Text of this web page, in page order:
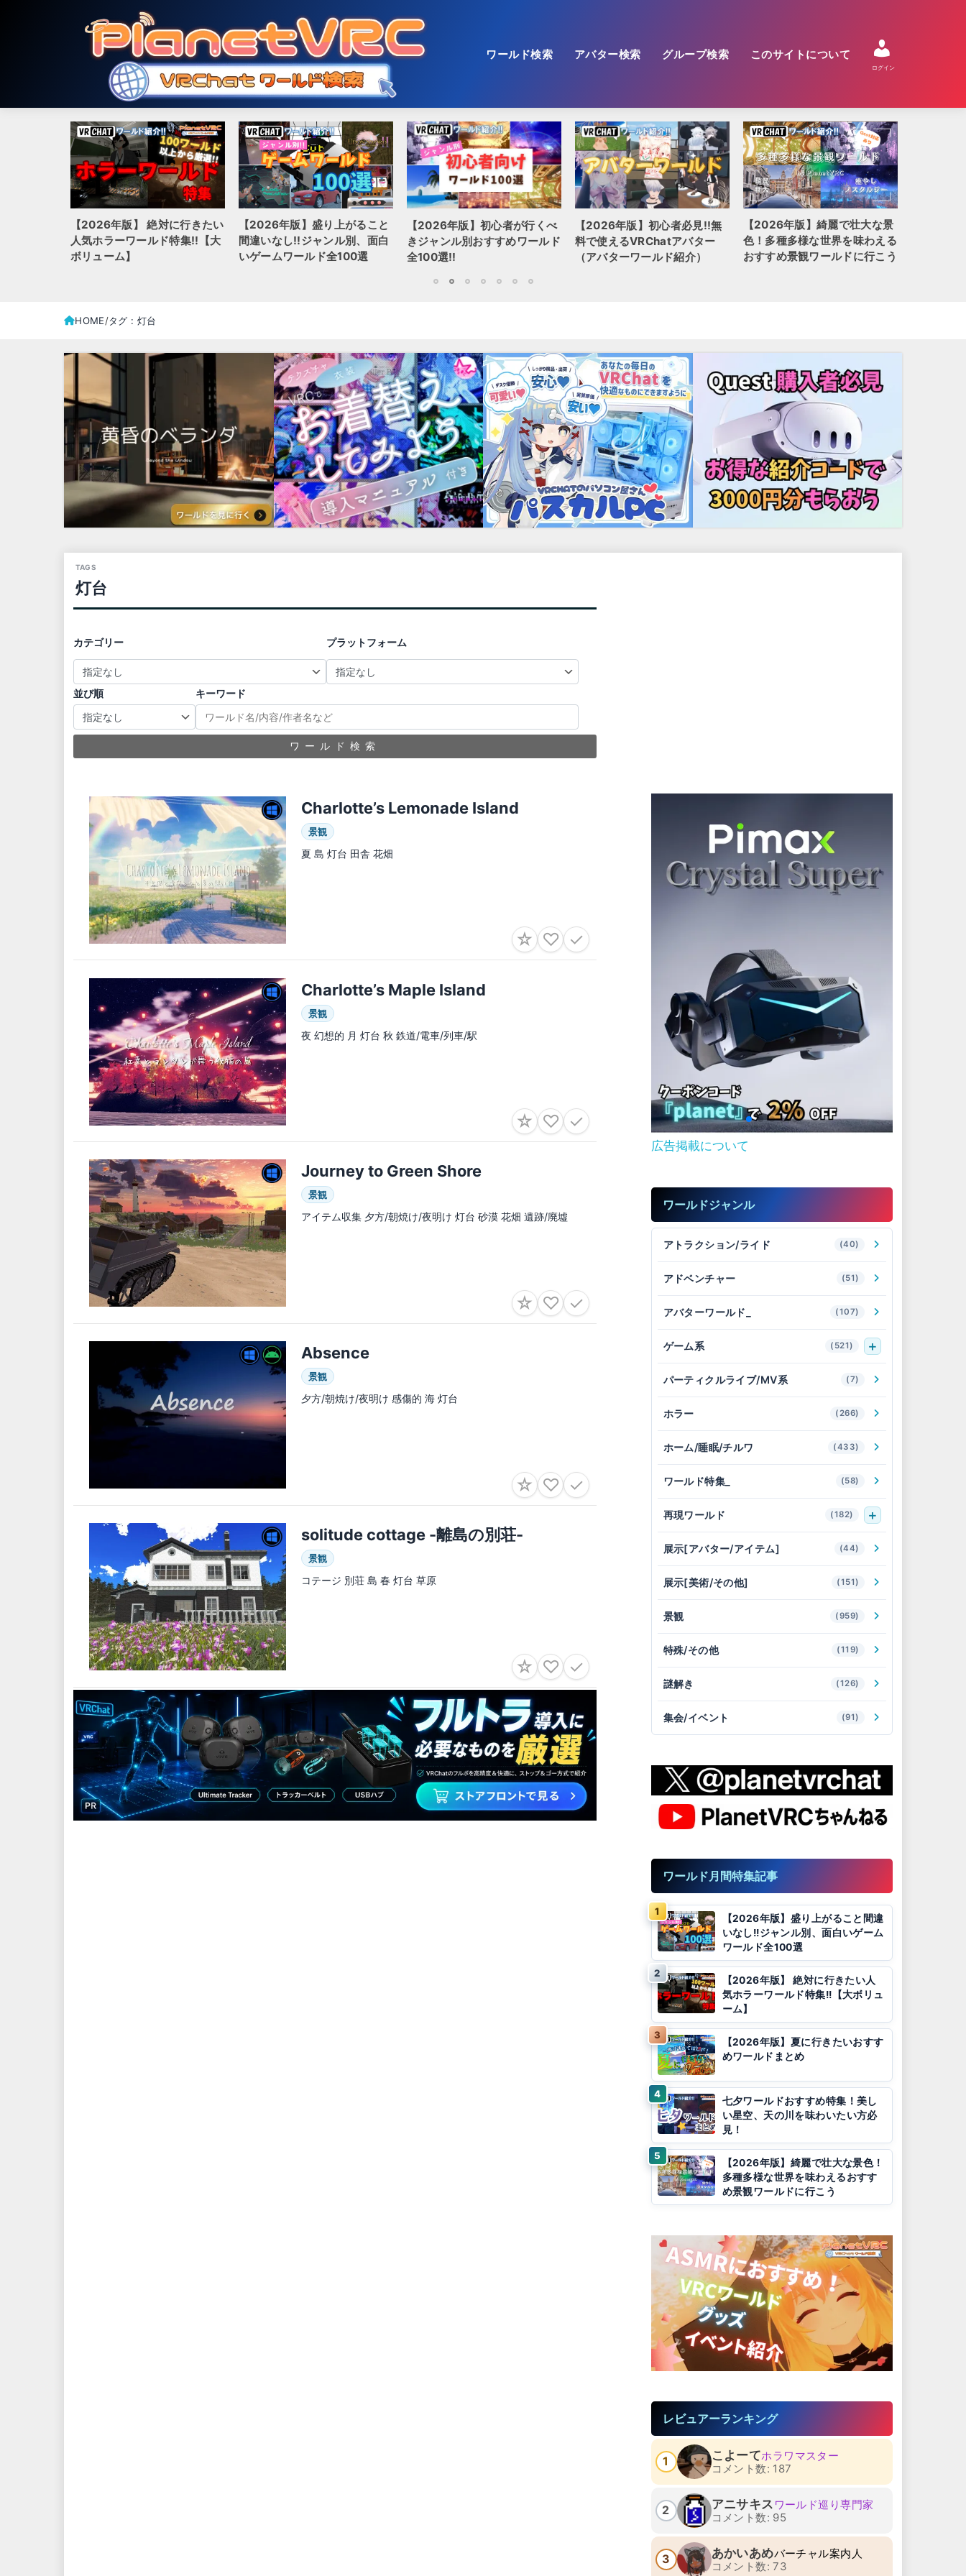
ワールド検索 アバター検索 グループ検索 このサイトについて
ログイン
【2026年版】 絶対に行きたい
人気ホラーワールド特集!!【大
ボリューム】
【2026年版】盛り上がること
間違いなし!!ジャンル別、面白
いゲームワールド全100選
【2026年版】初心者が行くべ
きジャンル別おすすめワールド
全100選!!
【2026年版】初心者必見!!無
料で使えるVRChatアバター
（アバターワールド紹介）
【2026年版】綺麗で壮大な景
色！多種多様な世界を味わえる
おすすめ景観ワールドに行こう
HOME タグ : 灯台
灯台
カテゴリー プラットフォーム
並び順 キーワード
ワールド検索
Charlotte’s Lemonade Island
景観
夏 島 灯台 田舎 花畑
☆ ♡ ✓
Charlotte’s Maple Island
景観
夜 幻想的 月 灯台 秋 鉄道/電車/列車/駅
☆ ♡ ✓
Journey to Green Shore
景観
アイテム収集 夕方/朝焼け/夜明け 灯台 砂漠 花畑 遺跡/廃墟
☆ ♡ ✓
Absence
景観
夕方/朝焼け/夜明け 感傷的 海 灯台
☆ ♡ ✓
solitude cottage -離島の別荘-
景観
コテージ 別荘 島 春 灯台 草原
☆ ♡ ✓
広告掲載について
ワールドジャンル
アトラクション/ライド (40)
アドベンチャー (51)
アバターワールド_ (107)
ゲーム系 (521)
パーティクルライブ/MV系 (7)
ホラー (266)
ホーム/睡眠/チルワ (433)
ワールド特集_ (58)
再現ワールド (182)
展示[アバター/アイテム] (44)
展示[美術/その他] (151)
景観 (959)
特殊/その他 (119)
謎解き (126)
集会/イベント (91)
ワールド月間特集記事
【2026年版】盛り上がること間違
いなし!!ジャンル別、面白いゲーム
ワールド全100選
【2026年版】 絶対に行きたい人
気ホラーワールド特集!!【大ボリュ
ーム】
【2026年版】夏に行きたいおすす
めワールドまとめ
七夕ワールドおすすめ特集！美し
い星空、天の川を味わいたい方必
見！
【2026年版】綺麗で壮大な景色！
多種多様な世界を味わえるおすす
め景観ワールドに行こう
レビュアーランキング
1 こよーてホラワマスター
コメント数: 187
2 アニサキス ワールド巡り専門家
コメント数: 95
3 あかいあめバーチャル案内人
コメント数: 73